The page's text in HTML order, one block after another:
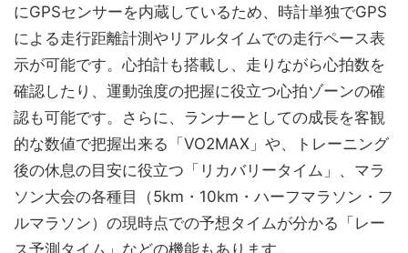
にGPSセンサーを内蔵しているため、時計単独でGPS
による走行距離計測やリアルタイムでの走行ペース表
示が可能です。心拍計も搭載し、走りながら心拍数を
確認したり、運動強度の把握に役立つ心拍ゾーンの確
認も可能です。さらに、ランナーとしての成長を客観
的な数値で把握出来る「VO2MAX」や、トレーニング
後の休息の目安に役立つ「リカバリータイム」、マラ
ソン大会の各種目（5km・10km・ハーフマラソン・フ
ルマラソン）の現時点での予想タイムが分かる「レー